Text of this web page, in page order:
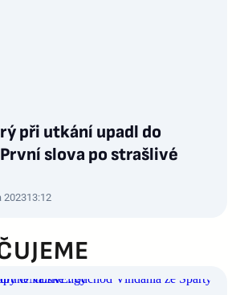
při utkání upadl do
slova po strašlivé
202313:12